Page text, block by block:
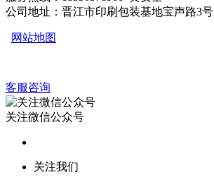
公司地址：晋江市印刷包装基地宝声路3号
网站地图
客服咨询
关注微信公众号
关注我们